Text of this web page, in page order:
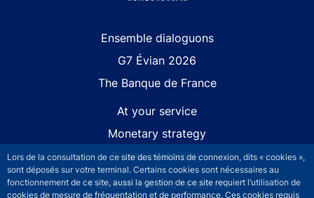
Lors de la consultation de ce site des témoins de connexion, dits « cookies »,
sont déposés sur votre terminal. Certains cookies sont nécessaires au
fonctionnement de ce site, aussi la gestion de ce site requiert l’utilisation de
cookies de mesure de fréquentation et de performance. Ces cookies requis
Ensemble dialoguons
G7 Évian 2026
The Banque de France
At your service
Monetary strategy
Financial stability
Publications and research